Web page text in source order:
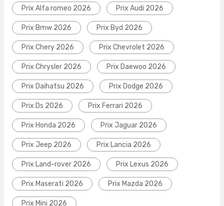
Prix Alfa romeo 2026 Prix Audi 2026
Prix Bmw 2026 Prix Byd 2026
Prix Chery 2026 Prix Chevrolet 2026
Prix Chrysler 2026 Prix Daewoo 2026
Prix Daihatsu 2026 Prix Dodge 2026
Prix Ds 2026 Prix Ferrari 2026
Prix Honda 2026 Prix Jaguar 2026
Prix Jeep 2026 Prix Lancia 2026
Prix Land-rover 2026 Prix Lexus 2026
Prix Maserati 2026 Prix Mazda 2026
Prix Mini 2026